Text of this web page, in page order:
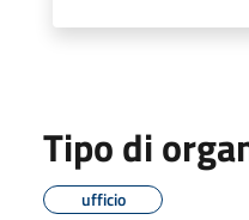
Tipo di
ufficio